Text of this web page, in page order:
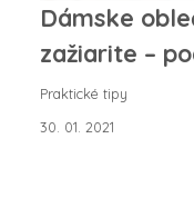
Dámske
zažiarite –
Praktické tipy
30. 01. 2021